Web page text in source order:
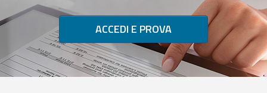
ACCEDI E PROVA